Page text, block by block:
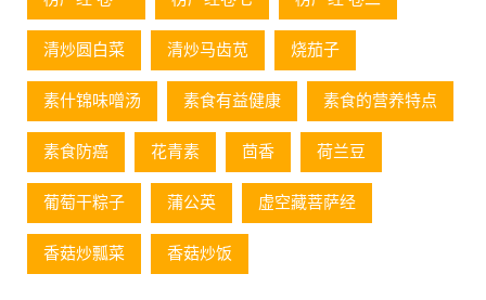
清炒圆白菜 清炒马齿苋 烧茄子
素什锦味噌汤 素食有益健康 素食的营养特点
素食防癌 花青素 茴香 荷兰豆
葡萄⼲粽⼦ 蒲公英 虚空藏菩萨经
香菇炒瓢菜 香菇炒饭